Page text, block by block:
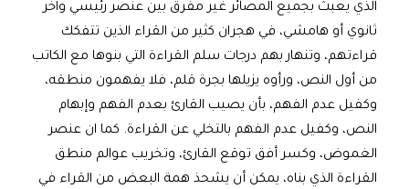
الذي يعبث بجميع المصائر غير مفرق بين عنصر رئيسي وآخر
ثانوي أو هامشي، في هجران كثير من القراء الذين تتفكك
قراءتهم، وتنهار بهم درجات سلم القراءة التي بنوها مع الكاتب
من أول النص، ورأوه يزيلها بجرة قلم، فلا يفهمون منطقه،
وكفيل عدم الفهم، بأن يصيب القارئ بعدم الفهم وإبهام
النص، وكفيل عدم الفهم بالتخلي عن القراءة. كما ان عنصر
الغموض، وكسر أفق توقع القارئ، وتخريب عوالم منطق
القراءة الذي بناه، يمكن أن يشحذ همة البعض من القراء في